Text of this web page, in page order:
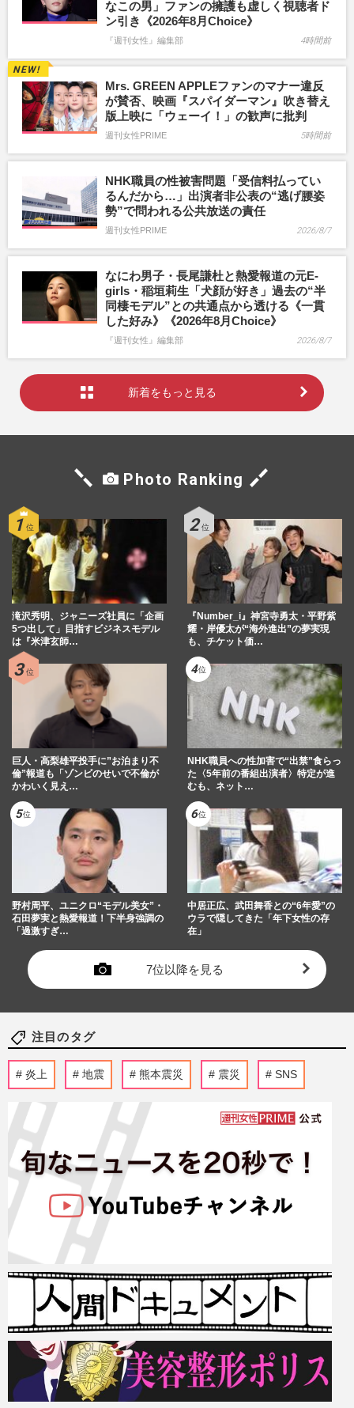
なこの男」ファンの擁護も虚しく視聴者ド
ン引き《2026年8月Choice》
『週刊女性』編集部 4時間前
Mrs. GREEN APPLEファンのマナー違反
が賛否、映画『スパイダーマン』吹き替え
版上映に「ウェーイ！」の歓声に批判
週刊女性PRIME 5時間前
NHK職員の性被害問題「受信料払ってい
るんだから…」出演者非公表の“逃げ腰姿
勢”で問われる公共放送の責任
週刊女性PRIME 2026/8/7
なにわ男子・長尾謙杜と熱愛報道の元E-
girls・稲垣莉生「犬顔が好き」過去の“半
同棲モデル”との共通点から透ける《一貫
した好み》《2026年8月Choice》
『週刊女性』編集部 2026/8/7
新着をもっと見る
Photo Ranking
滝沢秀明、ジャニーズ社員に「企画
5つ出して」目指すビジネスモデル
は『米津玄師…
『Number_i』神宮寺勇太・平野紫
耀・岸優太が“海外進出”の夢実現
も、チケット価…
巨人・高梨雄平投手に”お泊まり不
倫”報道も「ゾンビのせいで不倫が
かわいく見え…
NHK職員への性加害で“出禁”食らっ
た〈5年前の番組出演者〉特定が進
むも、ネット…
野村周平、ユニクロ“モデル美女”・
石田夢実と熱愛報道！下半身強調の
「過激すぎ…
中居正広、武田舞香との“6年愛”の
ウラで隠してきた「年下女性の存
在」
7位以降を見る
注目のタグ
炎上 地震 熊本震災 震災 SNS